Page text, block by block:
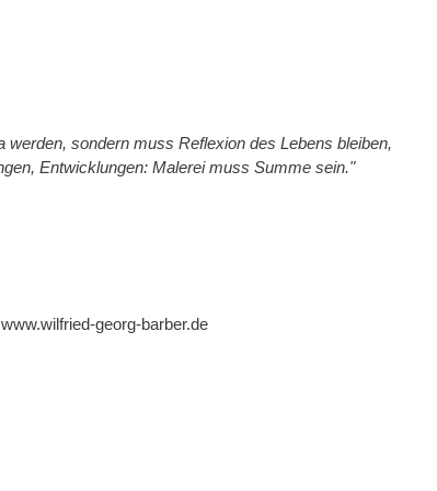
werden, sondern muss Reflexion des Lebens bleiben,
Entwicklungen: Malerei muss Summe sein."
www.wilfried-georg-barber.de